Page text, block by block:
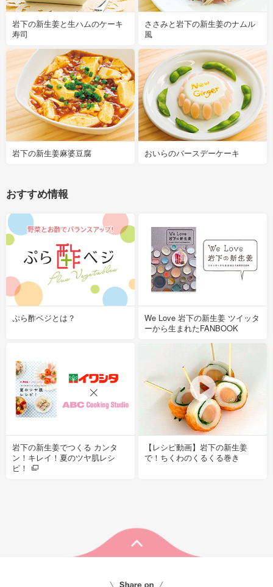
岩下の新生姜と生ハムのケーキ
寿司
ささみと岩下の新生姜のナムル
風
岩下の新生姜麻婆豆腐 おいらのバースデーケーキ
おすすめ情報
ぷら酢ベジとは？
We Love 岩下の新生姜 ツイッタ
ーから生まれたFANBOOK
岩下の新生姜でつくる カンタ
ン！キレイ！夏のツヤ肌レシ
ピ！
【レシピ動画】岩下の新生姜
で！ちくわのくるくる巻き